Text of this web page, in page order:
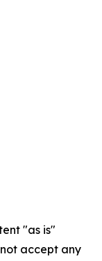
"as is"
accept any